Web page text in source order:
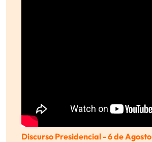
Discurso Presidencial - 6 de Agosto